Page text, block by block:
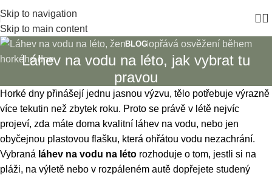
Skip to navigation
Skip to main content
BLOG
Láhev na vodu na léto, jak vybrat tu
pravou
Horké dny přinášejí jednu jasnou výzvu, tělo potřebuje výrazně
více tekutin než zbytek roku. Proto se právě v létě nejvíc
projeví, zda máte doma kvalitní láhev na vodu, nebo jen
obyčejnou plastovou flašku, která ohřátou vodu nezachrání.
Vybraná láhev na vodu na léto rozhoduje o tom, jestli si na
pláži, na výletě nebo v rozpáleném autě dopřejete studený